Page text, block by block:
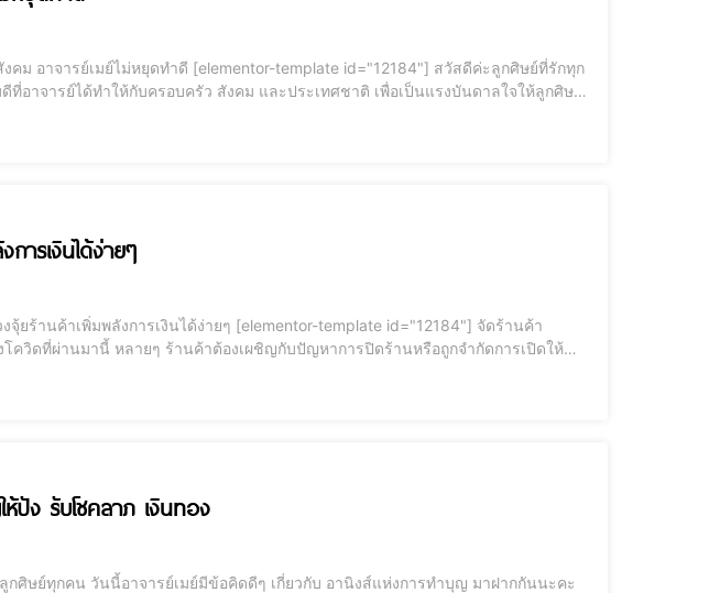
อาจารย์ได้ทำให้กับครอบครัว สังคม และประเทศชาติ เพื่อเป็นแรงบันดาลใจให้ลูกศิษย์
ารเงินได้ง่ายๆ
ปัง รับโชคลาภ เงินทอง